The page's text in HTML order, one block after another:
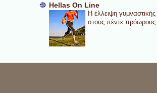
Hellas On Line
Η έλλειψη
στους πέντε πρόωρους